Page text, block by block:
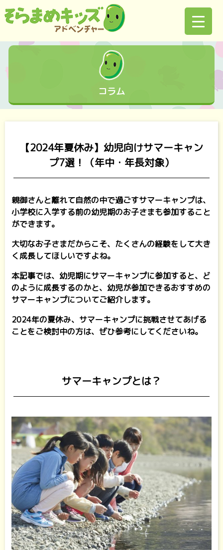
コラム
【2024年夏休み】幼児向けサマーキャン
プ7選！（年中・年長対象）
親御さんと離れて自然の中で過ごすサマーキャンプは、
小学校に入学する前の幼児期のお子さまも参加すること
ができます。
大切なお子さまだからこそ、たくさんの経験をして大き
く成長してほしいですよね。
本記事では、幼児期にサマーキャンプに参加すると、ど
のように成長するのかと、幼児が参加できるおすすめの
サマーキャンプについてご紹介します。
2024年の夏休み、サマーキャンプに挑戦させてあげる
ことをご検討中の方は、ぜひ参考にしてくださいね。
サマーキャンプとは？